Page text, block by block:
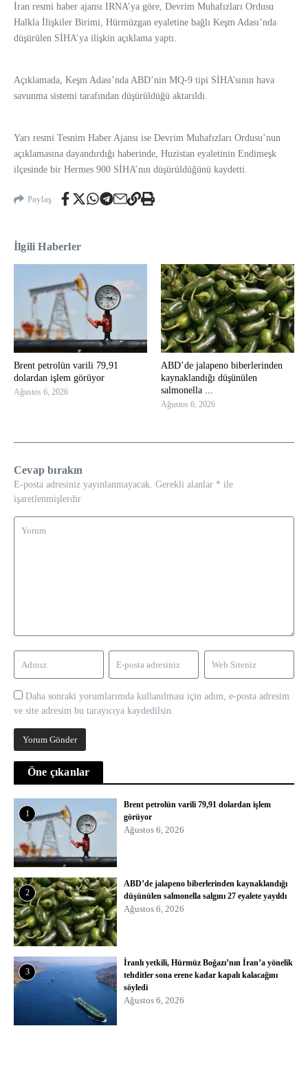
İran resmi haber ajansı IRNA’ya göre, Devrim Muhafızları Ordusu
Halkla İlişkiler Birimi, Hürmüzgan eyaletine bağlı Keşm Adası’nda
düşürülen SİHA’ya ilişkin açıklama yaptı.
Açıklamada, Keşm Adası’nda ABD’nin MQ-9 tipi SİHA’sının hava
savunma sistemi tarafından düşürüldüğü aktarıldı.
Yarı resmi Tesnim Haber Ajansı ise Devrim Muhafızları Ordusu’nun
açıklamasına dayandırdığı haberinde, Huzistan eyaletinin Endimeşk
ilçesinde bir Hermes 900 SİHA’nın düşürüldüğünü kaydetti.
Paylaş
İlgili Haberler
Brent petrolün varili 79,91
dolardan işlem görüyor
Ağustos 6, 2026
ABD’de jalapeno biberlerinden
kaynaklandığı düşünülen
salmonella ...
Ağustos 6, 2026
Cevap bırakın
E-posta adresiniz yayınlanmayacak. Gerekli alanlar * ile
işaretlenmişlerdir
Daha sonraki yorumlarımda kullanılması için adım, e-posta adresim
ve site adresim bu tarayıcıya kaydedilsin.
Öne çıkanlar
1
Brent petrolün varili 79,91 dolardan işlem
görüyor
Ağustos 6, 2026
2
ABD’de jalapeno biberlerinden kaynaklandığı
düşünülen salmonella salgını 27 eyalete yayıldı
Ağustos 6, 2026
3
İranlı yetkili, Hürmüz Boğazı’nın İran’a yönelik
tehditler sona erene kadar kapalı kalacağını
söyledi
Ağustos 6, 2026